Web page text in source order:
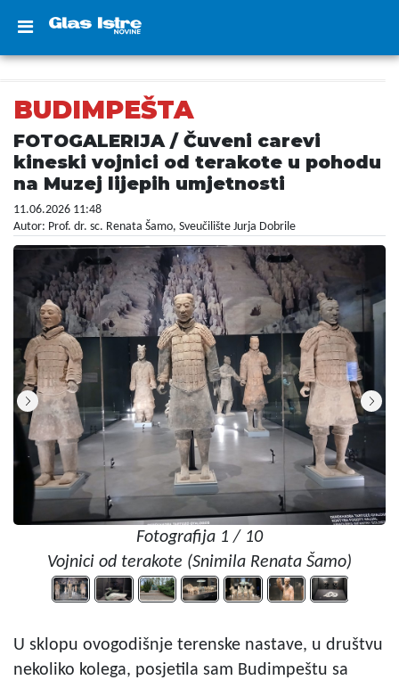
BUDIMPEŠTA
FOTOGALERIJA / Čuveni carevi
kineski vojnici od terakote u pohodu
na Muzej lijepih umjetnosti
11.06.2026 11:48
Autor: Prof. dr. sc. Renata Šamo, Sveučilište Jurja Dobrile
Fotografija 1 / 10
Vojnici od terakote (Snimila Renata Šamo)
U sklopu ovogodišnje terenske nastave, u društvu
nekoliko kolega, posjetila sam Budimpeštu sa